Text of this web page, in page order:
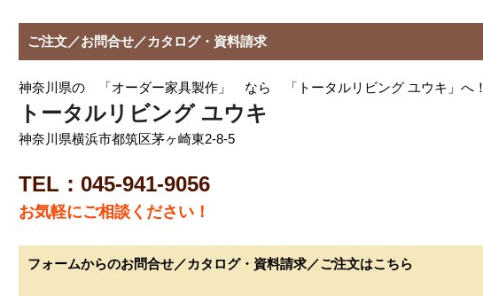
ご注文／お問合せ／カタログ・資料請求
神奈川県の 「オーダー家具製作」 なら 「トータルリビング ユウキ」へ！
トータルリビング ユウキ
神奈川県横浜市都筑区茅ヶ崎東2-8-5
TEL：045-941-9056
お気軽にご相談ください！
フォームからのお問合せ／カタログ・資料請求／ご注文はこちら